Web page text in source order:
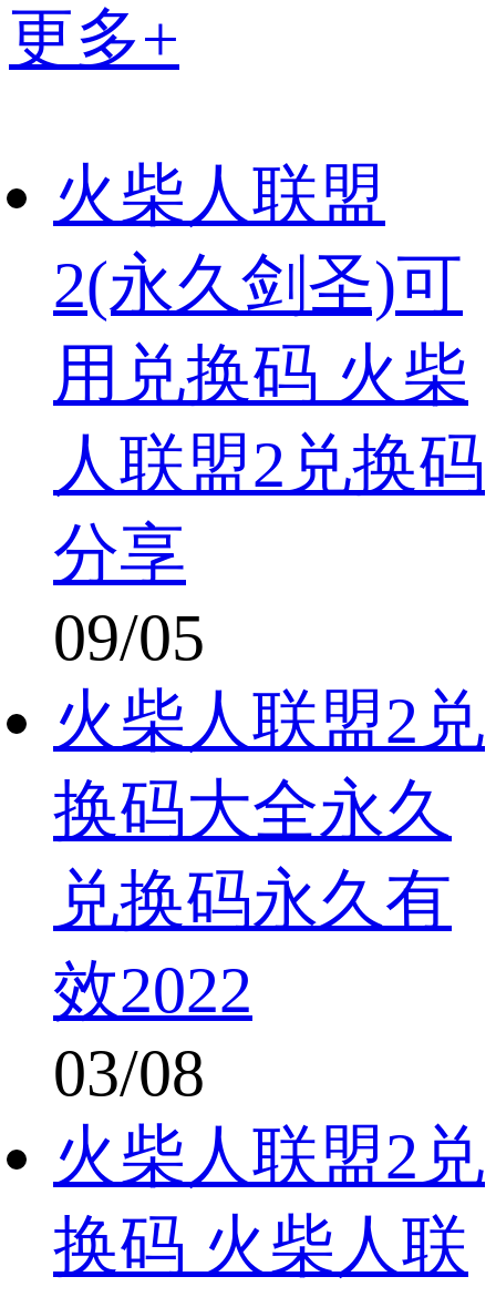
更多+
火柴人联盟
2(永久剑圣)可
用兑换码 火柴
人联盟2兑换码
分享
09/05
火柴人联盟2兑
换码大全永久
兑换码永久有
效2022
03/08
火柴人联盟2兑
换码 火柴人联